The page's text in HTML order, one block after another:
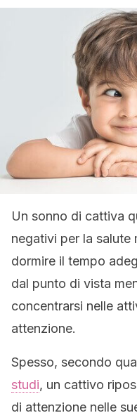
Un sonno di cattiva
negativi per la salute
dormire il tempo
dal punto di vista
concentrarsi nelle
attenzione.
Spesso, secondo
studi, un cattivo
di attenzione nelle